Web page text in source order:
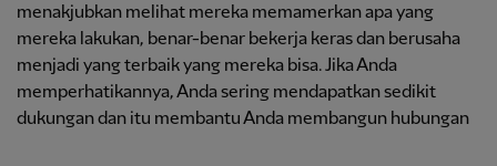
menakjubkan melihat mereka memamerkan apa yang
mereka lakukan, benar-benar bekerja keras dan berusaha
menjadi yang terbaik yang mereka bisa. Jika Anda
memperhatikannya, Anda sering mendapatkan sedikit
dukungan dan itu membantu Anda membangun hubungan